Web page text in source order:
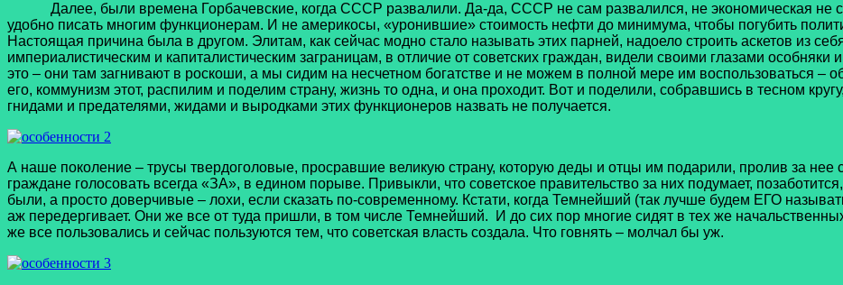
Далее, были времена Горбачевские, когда СССР развалили. Да-да, СССР не сам развалился, не экономическая не
удобно писать многим функционерам. И не америкосы, «уронившие» стоимость нефти до минимума, чтобы погубить
Настоящая причина была в другом. Элитам, как сейчас модно стало называть этих парней, надоело строить аскетов из
империалистическим и капиталистическим заграницам, в отличие от советских граждан, видели своими глазами
это – они там загнивают в роскоши, а мы сидим на несчетном богатстве и не можем в полной мере им воспользоваться –
его, коммунизм этот, распилим и поделим страну, жизнь то одна, и она проходит. Вот и поделили, собравшись в тесном
гнидами и предателями, жидами и выродками этих функционеров назвать не получается.
А наше поколение – трусы твердоголовые, просравшие великую страну, которую деды и отцы им подарили, пролив за нее
граждане голосовать всегда «ЗА», в едином порыве. Привыкли, что советское правительство за них подумает,
были, а просто доверчивые – лохи, если сказать по-современному. Кстати, когда Темнейший (так лучше будем ЕГО
аж передергивает. Они же все от туда пришли, в том числе Темнейший. И до сих пор многие сидят в тех же
же все пользовались и сейчас пользуются тем, что советская власть создала. Что говнять – молчал бы уж.